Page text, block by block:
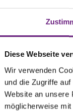
Diese Webseite
Wir verwenden
und die Zugriffe
Website an unsere
möglicherweise